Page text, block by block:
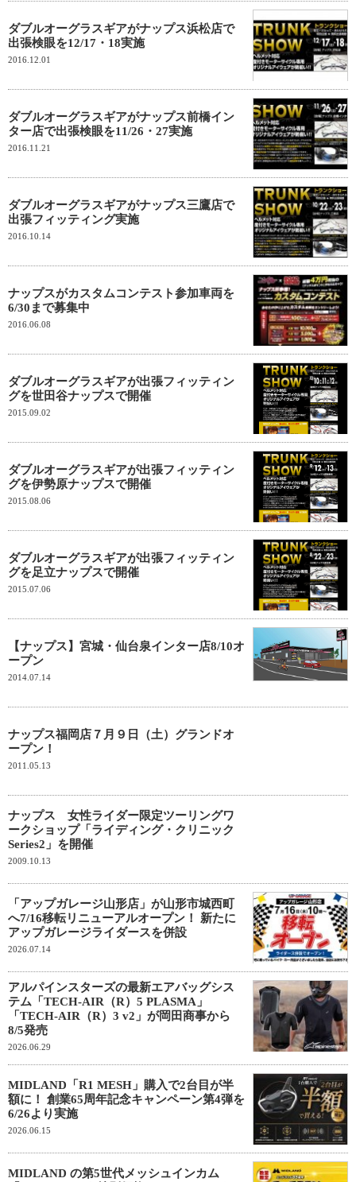
ダブルオーグラスギアがナップス浜松店で
出張検眼を12/17・18実施
2016.12.01
ダブルオーグラスギアがナップス前橋イン
ター店で出張検眼を11/26・27実施
2016.11.21
ダブルオーグラスギアがナップス三鷹店で
出張フィッティング実施
2016.10.14
ナップスがカスタムコンテスト参加車両を
6/30まで募集中
2016.06.08
ダブルオーグラスギアが出張フィッティン
グを世田谷ナップスで開催
2015.09.02
ダブルオーグラスギアが出張フィッティン
グを伊勢原ナップスで開催
2015.08.06
ダブルオーグラスギアが出張フィッティン
グを足立ナップスで開催
2015.07.06
【ナップス】宮城・仙台泉インター店8/10オ
ープン
2014.07.14
ナップス福岡店７月９日（土）グランドオ
ープン！
2011.05.13
ナップス 女性ライダー限定ツーリングワ
ークショップ「ライディング・クリニック
Series2」を開催
2009.10.13
「アップガレージ山形店」が山形市城西町
へ7/16移転リニューアルオープン！ 新たに
アップガレージライダースを併設
2026.07.14
アルパインスターズの最新エアバッグシス
テム「TECH-AIR（R）5 PLASMA」
「TECH-AIR（R）3 v2」が岡田商事から
8/5発売
2026.06.29
MIDLAND「R1 MESH」購入で2台目が半
額に！ 創業65周年記念キャンペーン第4弾を
6/26より実施
2026.06.15
MIDLAND の第5世代メッシュインカム